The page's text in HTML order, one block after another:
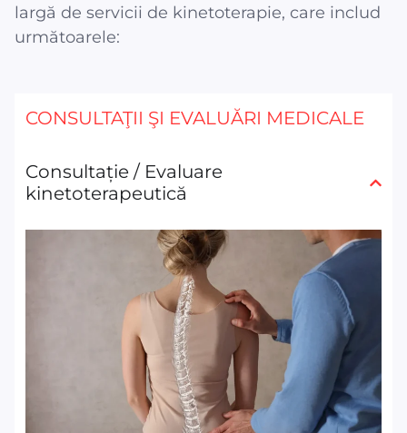
largă de servicii de kinetoterapie, care includ
următoarele:
CONSULTAŢII ŞI EVALUĂRI MEDICALE
Consultație / Evaluare
kinetoterapeutică